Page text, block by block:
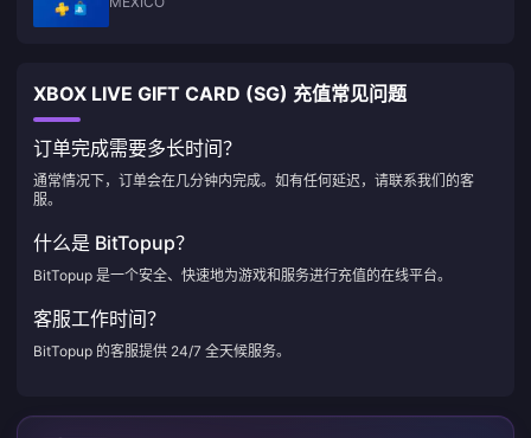
XBOX LIVE GIFT CARD (SG) 充值常见问题
订单完成需要多长时间？
通常情况下，订单会在几分钟内完成。如有任何延迟，请联系我们的客
服。
什么是 BitTopup？
BitTopup 是一个安全、快速地为游戏和服务进行充值的在线平台。
客服工作时间？
BitTopup 的客服提供 24/7 全天候服务。